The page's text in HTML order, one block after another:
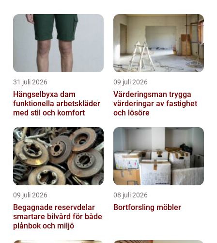
fenomenet ”världens ...
31 juli 2026
Hängselbyxa dam
funktionella arbetskläder
med stil och komfort
09 juli 2026
Värderingsman trygga
värderingar av fastighet
och lösöre
09 juli 2026
Begagnade reservdelar
smartare bilvård för både
plånbok och miljö
08 juli 2026
Bortforsling möbler